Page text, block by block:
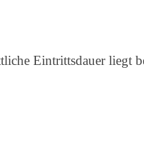
Eintrittsdauer liegt